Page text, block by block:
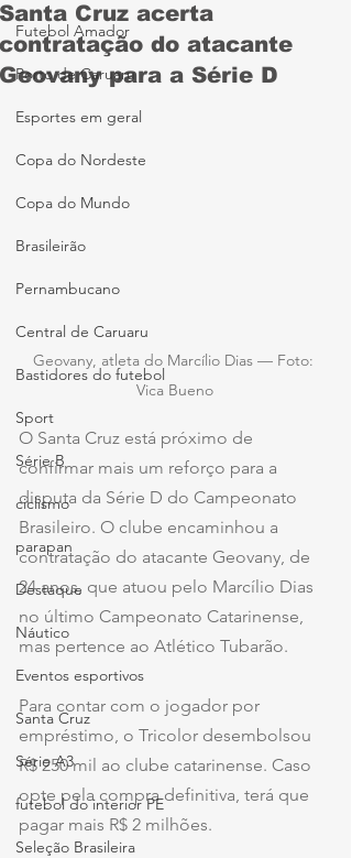
Futebol Amador
Porto de Caruaru
Esportes em geral
Copa do Nordeste
Copa do Mundo
Brasileirão
Pernambucano
Central de Caruaru
Bastidores do futebol
Sport
Série B
ciclismo
parapan
Destaque
Náutico
Eventos esportivos
Santa Cruz
Série A3
futebol do interior PE
Seleção Brasileira
Santa Cruz acerta
contratação do atacante
Geovany para a Série D
Geovany, atleta do Marcílio Dias — Foto:
Vica Bueno
O Santa Cruz está próximo de
confirmar mais um reforço para a
disputa da Série D do Campeonato
Brasileiro. O clube encaminhou a
contratação do atacante Geovany, de
24 anos, que atuou pelo Marcílio Dias
no último Campeonato Catarinense,
mas pertence ao Atlético Tubarão.
Para contar com o jogador por
empréstimo, o Tricolor desembolsou
R$ 250 mil ao clube catarinense. Caso
opte pela compra definitiva, terá que
pagar mais R$ 2 milhões.